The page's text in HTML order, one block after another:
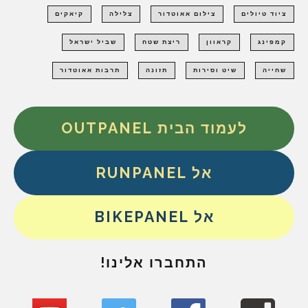
ציוד טיולים צילום אאוטדור צלילה קיאקים
קמפינג קראוון ריצת שטח שביל ישראל
שחייה שיט וסירות תזונה תרבות אאוטדור
לעמוד הבית OUTPANEL
אל RUNPANEL
אל BIKEPANEL
התחברו אלינו!